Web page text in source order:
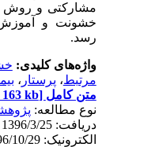
مشارکتی و روش های
خشونت و آموزش
واژه‌های کلیدی:خشونت،
پرستار،بیمارستان
[PDF 163 kb]
(۳۲۹۱ دریافت)
نوع مطالعه:پژوهشي|
الکترونیک: 1396/10/29